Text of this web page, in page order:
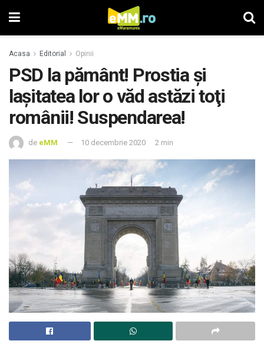
Acasa Editorial Opinii
PSD la pământ! Prostia şi
laşitatea lor o văd astăzi toţi
românii! Suspendarea!
de eMM 10 decembrie 2020 2 min